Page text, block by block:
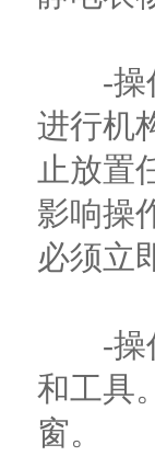
-操作
进行机
止放置
影响操
必须立
-操作
和工具
窗。